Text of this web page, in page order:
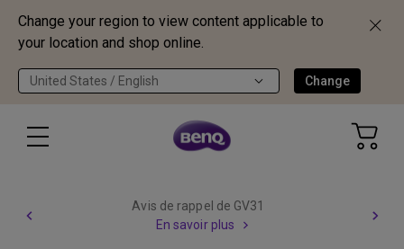
Change your region to view content applicable to
your location and shop online.
United States / English Change
Avis de rappel de GV31
En savoir plus